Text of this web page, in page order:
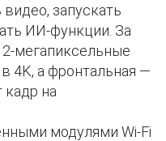
запускать
ИИ-функции. За
мегапиксельные
4K, а фронтальная —
кадр на
модулями Wi-Fi